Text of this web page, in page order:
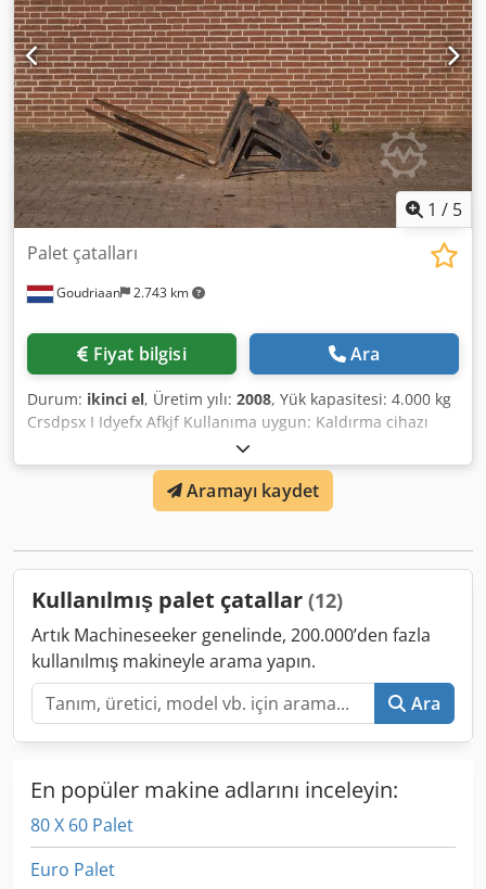
1 / 5
Goudriaan 2.743 km
Palet çatalları
Fiyat bilgisi Ara
Durum: ikinci el, Üretim yılı: 2008, Yük kapasitesi: 4.000 kg
Crsdpsx I Idyefx Afkjf Kullanıma uygun: Kaldırma cihazı
Aramayı kaydet
Kullanılmış palet çatallar (12)
Artık Machineseeker genelinde, 200.000’den fazla
kullanılmış makineyle arama yapın.
Ara
En popüler makine adlarını inceleyin:
80 X 60 Palet
Euro Palet